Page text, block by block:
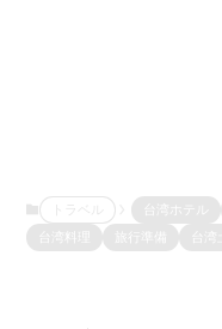
トラベル 台湾ホテル
旅行準備